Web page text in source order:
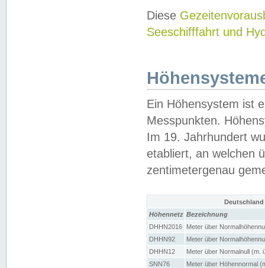
Diese
Seeschifffahrt und
Ein Höhensystem ist
Messpunkten.
Im 19. Jahrhundert
etabliert, an welchen
zentimetergenau
Höhennetz Bezeichnung
DHHN2016
Meter über
DHHN92
Meter über
DHHN12
Meter über Normalnull (m.
SNN76
Meter über Höhennormal